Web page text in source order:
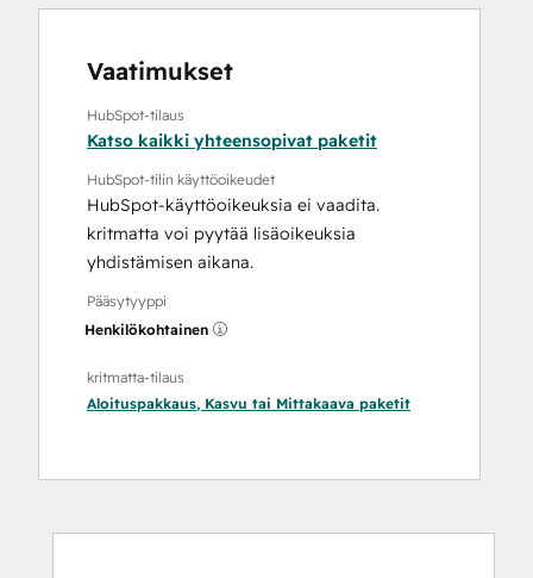
Vaatimukset
HubSpot-tilaus
Katso kaikki yhteensopivat paketit
HubSpot-tilin käyttöoikeudet
HubSpot-käyttöoikeuksia ei vaadita.
kritmatta voi pyytää lisäoikeuksia
yhdistämisen aikana.
Pääsytyyppi
Henkilökohtainen
kritmatta-tilaus
Aloituspakkaus, Kasvu tai Mittakaava paketit